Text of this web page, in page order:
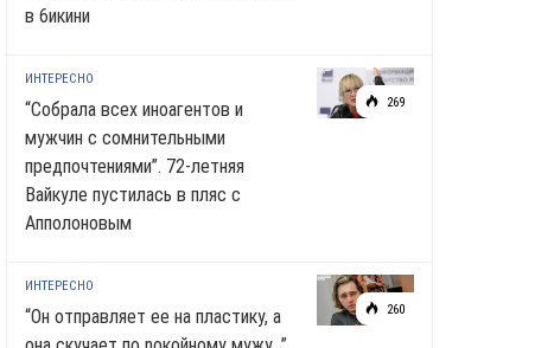
в 6икини
269
ИНТЕРЕСНО
“Собрала всех иноагентов и
мужчин с сомнительными
предпочтениями”. 72-летняя
Вайкуле пустилась в пляс с
Апполоновым
260
ИНТЕРЕСНО
“Он отправляет ее на пластику, а